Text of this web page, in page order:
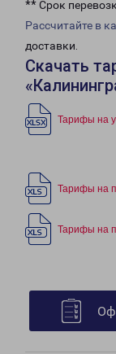
** Срок
Рассчитайте в
доставки.
Скачать
Тарифы на
Тарифы на
Тарифы на